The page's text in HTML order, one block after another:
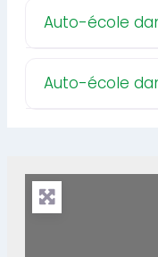
Auto-école
Auto-école